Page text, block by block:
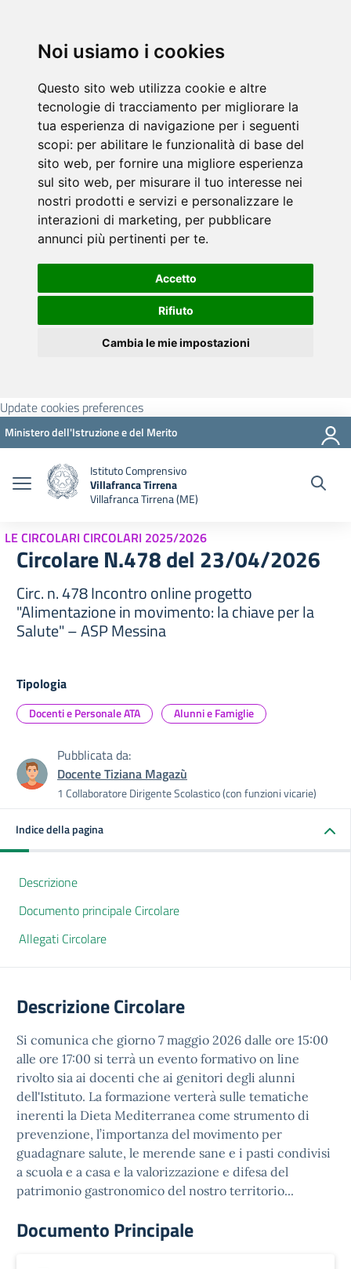
Noi usiamo i cookies
Questo sito web utilizza cookie e altre
tecnologie di tracciamento per migliorare la
tua esperienza di navigazione per i seguenti
scopi: per abilitare le funzionalità di base del
sito web, per fornire una migliore esperienza
sul sito web, per misurare il tuo interesse nei
nostri prodotti e servizi e personalizzare le
interazioni di marketing, per pubblicare
annunci più pertinenti per te.
Accetto
Rifiuto
Cambia le mie impostazioni
Update cookies preferences
Ministero dell'Istruzione e del Merito
Istituto Comprensivo
Villafranca Tirrena
Villafranca Tirrena (ME)
LE CIRCOLARI CIRCOLARI 2025/2026
Circolare N.478 del 23/04/2026
Circ. n. 478 Incontro online progetto
"Alimentazione in movimento: la chiave per la
Salute" – ASP Messina
Tipologia
Docenti e Personale ATA Alunni e Famiglie
Pubblicata da:
Docente Tiziana Magazù
1 Collaboratore Dirigente Scolastico (con funzioni vicarie)
Indice della pagina
Descrizione
Documento principale Circolare
Allegati Circolare
Descrizione Circolare
Si comunica che giorno 7 maggio 2026 dalle ore 15:00
alle ore 17:00 si terrà un evento formativo on line
rivolto sia ai docenti che ai genitori degli alunni
dell'Istituto. La formazione verterà sulle tematiche
inerenti la Dieta Mediterranea come strumento di
prevenzione, l’importanza del movimento per
guadagnare salute, le merende sane e i pasti condivisi
a scuola e a casa e la valorizzazione e difesa del
patrimonio gastronomico del nostro territorio...
Documento Principale